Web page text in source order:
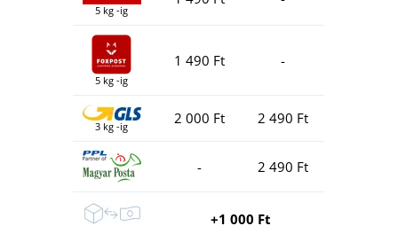
5 kg -ig
5 kg -ig
1 490 Ft -
3 kg -ig 2 000 Ft 2 490 Ft
- 2 490 Ft
+1 000 Ft